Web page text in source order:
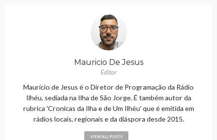
Mauricio De Jesus
Editor
Maurício de Jesus é o Diretor de Programação da Rádio
Ilhéu, sediada na Ilha de São Jorge. É também autor da
rubrica 'Cronicas da Ilha e de Um Ilhéu' que é emitida em
rádios locais, regionais e da diáspora desde 2015.
VIEW ALL POSTS